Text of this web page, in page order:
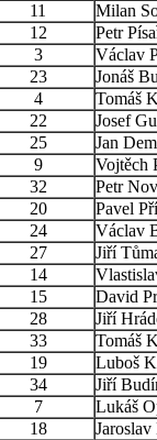
11
Milan
12
Petr
3
Václav
23
Jonáš
4
Tomáš
22
Josef
25
Jan
9
Vojtěch
32
Petr
20
Pavel
24
Václav
27
Jiří
14
15
David
28
Jiří
33
Tomáš
19
Luboš
34
Jiří
7
Lukáš
18